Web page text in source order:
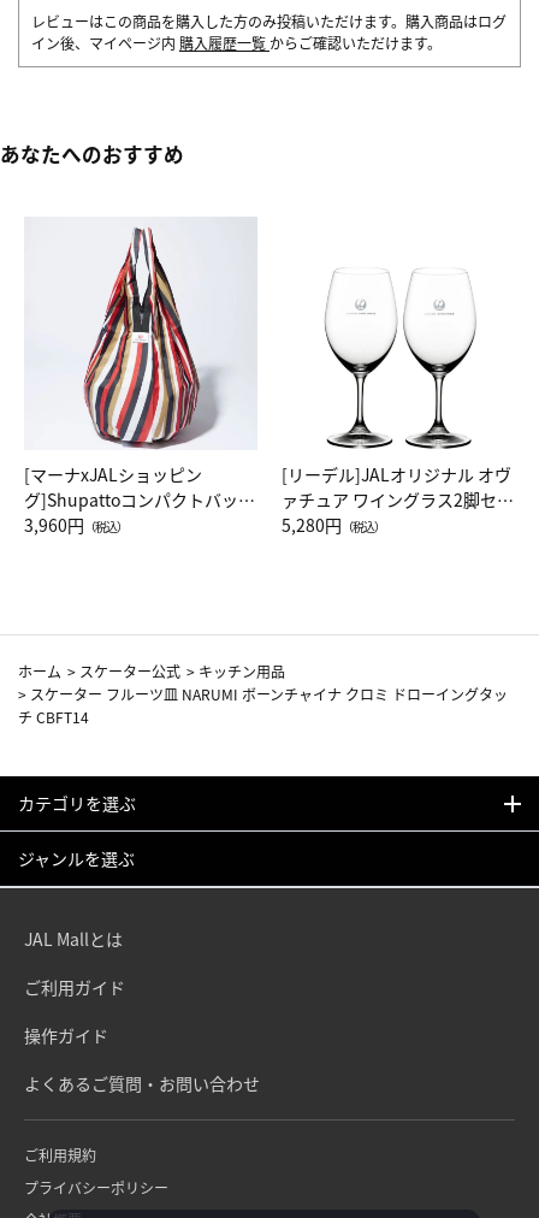
レビューはこの商品を購入した方のみ投稿いただけます。購入商品はログ
イン後、マイページ内 購入履歴一覧 からご確認いただけます。
あなたへのおすすめ
[マーナxJALショッピン
グ]Shupattoコンパクトバッグ
Drop JAL客室乗務員（LC）ス
3,960円 （税込）
[リーデル]JALオリジナル オヴ
ァチュア ワイングラス2脚セッ
ト（レッドワイン）
5,280円 （税込）
ホーム > スケーター公式 > キッチン用品
> スケーター フルーツ皿 NARUMI ボーンチャイナ クロミ ドローイングタッ
チ CBFT14
カテゴリを選ぶ
ジャンルを選ぶ
JAL Mallとは
ご利用ガイド
操作ガイド
よくあるご質問・お問い合わせ
ご利用規約
プライバシーポリシー